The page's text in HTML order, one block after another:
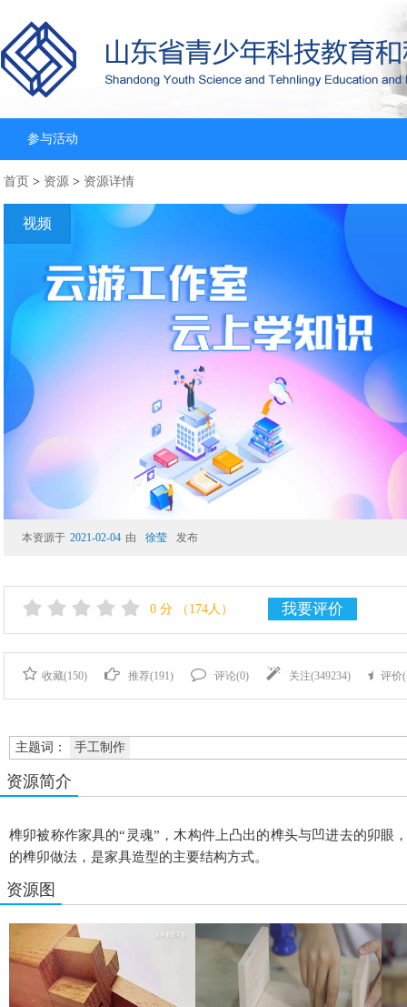
参与活动
首页 > 资源 > 资源详情
本资源于 2021-02-04 由 徐莹 发布
视频
0 分 （174人） 我要评价
收藏(150) 推荐(191) 评论(0) 关注(349234) 评价(
主题词： 手工制作
资源简介
榫卯被称作家具的“灵魂”，木构件上凸出的榫头与凹进去的卯眼
的榫卯做法，是家具造型的主要结构方式。
资源图